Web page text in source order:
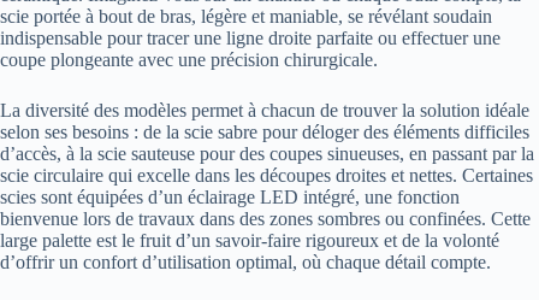
scie portée à bout de bras, légère et maniable, se révélant soudain
indispensable pour tracer une ligne droite parfaite ou effectuer une
coupe plongeante avec une précision chirurgicale.
La diversité des modèles permet à chacun de trouver la solution idéale
selon ses besoins : de la scie sabre pour déloger des éléments difficiles
d’accès, à la scie sauteuse pour des coupes sinueuses, en passant par la
scie circulaire qui excelle dans les découpes droites et nettes. Certaines
scies sont équipées d’un éclairage LED intégré, une fonction
bienvenue lors de travaux dans des zones sombres ou confinées. Cette
large palette est le fruit d’un savoir-faire rigoureux et de la volonté
d’offrir un confort d’utilisation optimal, où chaque détail compte.